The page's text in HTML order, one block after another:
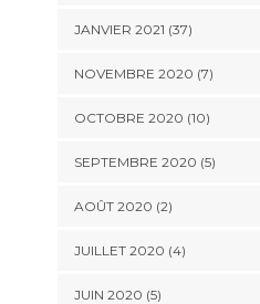
JANVIER 2021 (37)
NOVEMBRE 2020 (7)
OCTOBRE 2020 (10)
SEPTEMBRE 2020 (5)
AOÛT 2020 (2)
JUILLET 2020 (4)
JUIN 2020 (5)